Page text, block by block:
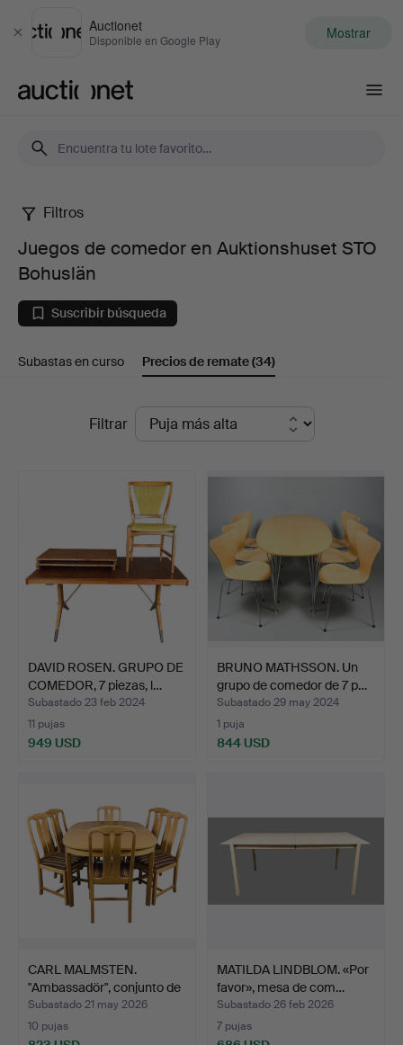
Cerrar
Auctionet
Disponible en Google Play Mostrar
Juegos
de
comedor
en
Filtros
Juegos de comedor en Auktionshuset STO
Bohuslän
Suscribir búsqueda
Subastas en curso Precios de remate(34)
Filtrar
DAVID ROSEN. GRUPO DE
COMEDOR, 7 piezas, l…
Subastado 23 feb 2024
11 pujas
949 USD
BRUNO MATHSSON. Un
grupo de comedor de 7 p…
Subastado 29 may 2024
1 puja
844 USD
CARL MALMSTEN.
"Ambassadör", conjunto de
c…
Subastado 21 may 2026
10 pujas
MATILDA LINDBLOM. «Por
favor», mesa de com…
Subastado 26 feb 2026
7 pujas